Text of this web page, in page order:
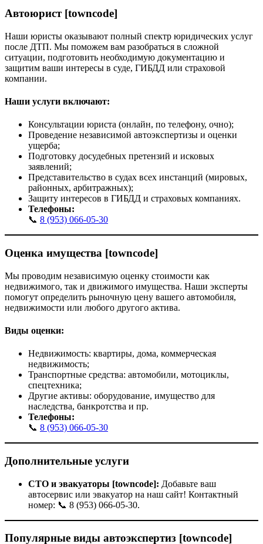
Автоюрист [towncode]
Наши юристы оказывают полный спектр юридических услуг
после ДТП. Мы поможем вам разобраться в сложной
ситуации, подготовить необходимую документацию и
защитим ваши интересы в суде, ГИБДД или страховой
компании.
Наши услуги включают:
Консультации юриста (онлайн, по телефону, очно);
Проведение независимой автоэкспертизы и оценки
ущерба;
Подготовку досудебных претензий и исковых
заявлений;
Представительство в судах всех инстанций (мировых,
районных, арбитражных);
Защиту интересов в ГИБДД и страховых компаниях.
Телефоны:
📞 8 (953) 066-05-30
Оценка имущества [towncode]
Мы проводим независимую оценку стоимости как
недвижимого, так и движимого имущества. Наши эксперты
помогут определить рыночную цену вашего автомобиля,
недвижимости или любого другого актива.
Виды оценки:
Недвижимость: квартиры, дома, коммерческая
недвижимость;
Транспортные средства: автомобили, мотоциклы,
спецтехника;
Другие активы: оборудование, имущество для
наследства, банкротства и пр.
Телефоны:
📞 8 (953) 066-05-30
Дополнительные услуги
СТО и эвакуаторы [towncode]: Добавьте ваш
автосервис или эвакуатор на наш сайт! Контактный
номер: 📞 8 (953) 066-05-30.
Популярные виды автоэкспертиз [towncode]